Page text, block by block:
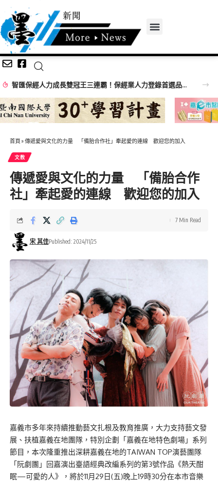
智匯保經人力成長雙冠王三連霸！保經業人力登錄首選品牌 邁向萬人保經新里程
首頁 » 傳遞愛與文化的力量 「備胎合作社」牽起愛的連線 歡迎您的加入
文教
傳遞愛與文化的力量 「備胎合作
社」牽起愛的連線 歡迎您的加入
宋 其佳Published: 2024/11/25
7 Min Read
嘉義市多年來持續推動藝文扎根及教育推廣，大力支持藝文發
展、扶植嘉義在地團隊，特別企劃「嘉義在地特色劇場」系列
節目，本次隆重推出深耕嘉義在地的TAIWAN TOP演藝團隊
「阮劇團」回嘉演出臺語經典改編系列的第3號作品《熱天酣
眠—可愛的人》，將於11月29日(五)晚上19時30分在本市音樂